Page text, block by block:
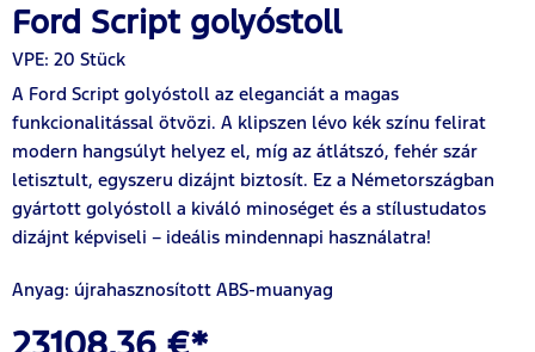
Ford Script golyóstoll
VPE: 20 Stück
A Ford Script golyóstoll az eleganciát a magas
funkcionalitással ötvözi. A klipszen lévo kék színu felirat
modern hangsúlyt helyez el, míg az átlátszó, fehér szár
letisztult, egyszeru dizájnt biztosít. Ez a Németországban
gyártott golyóstoll a kiváló minoséget és a stílustudatos
dizájnt képviseli – ideális mindennapi használatra!
Anyag: újrahasznosított ABS-muanyag